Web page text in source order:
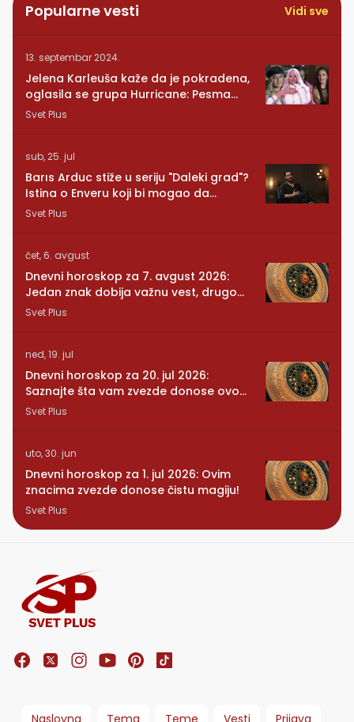
Popularne vesti Vidi sve
13. septembar 2024.
Jelena Karleuša kaže da je pokradena,
oglasila se grupa Hurricane: Pesma
RUNDE je naša!
Svet Plus
sub, 25. jul
Barıs Arduc stiže u seriju "Daleki grad"?
Istina o Enveru koji bi mogao da
promeni sve
Svet Plus
čet, 6. avgust
Dnevni horoskop za 7. avgust 2026:
Jedan znak dobija važnu vest, drugom
se vraća osoba iz prošlosti
Svet Plus
ned, 19. jul
Dnevni horoskop za 20. jul 2026:
Saznajte šta vam zvezde donose ovog
ponedeljka
Svet Plus
uto, 30. jun
Dnevni horoskop za 1. jul 2026: Ovim
znacima zvezde donose čistu magiju!
Svet Plus
Naslovna Tema Teme Vesti Prijava